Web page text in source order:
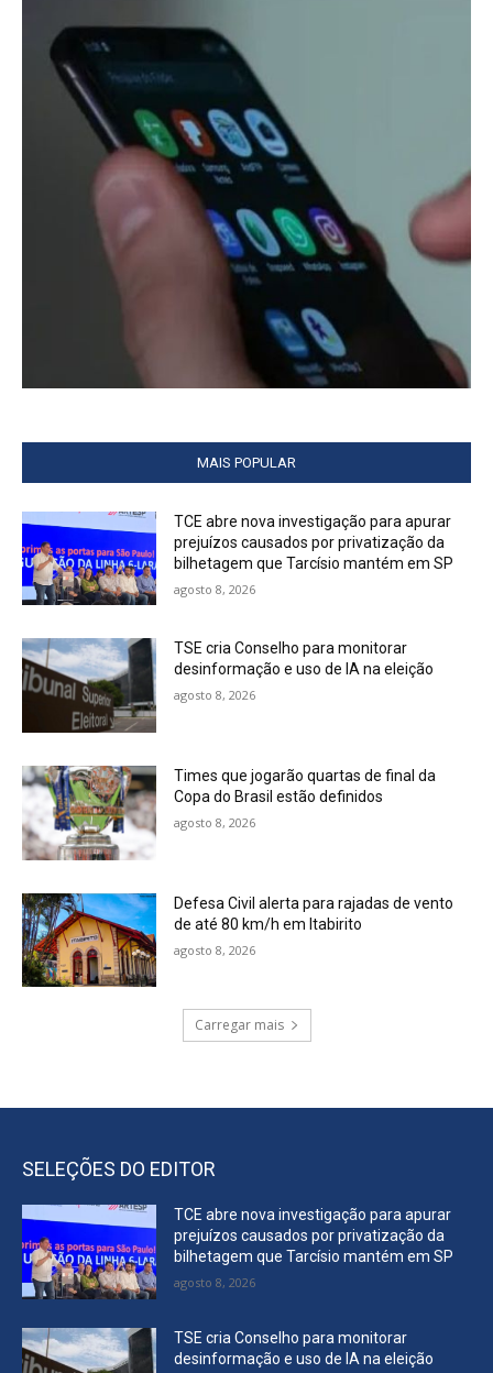
MAIS POPULAR
TCE abre nova investigação para apurar
prejuízos causados por privatização da
bilhetagem que Tarcísio mantém em SP
agosto 8, 2026
TSE cria Conselho para monitorar
desinformação e uso de IA na eleição
agosto 8, 2026
Times que jogarão quartas de final da
Copa do Brasil estão definidos
agosto 8, 2026
Defesa Civil alerta para rajadas de vento
de até 80 km/h em Itabirito
agosto 8, 2026
Carregar mais
SELEÇÕES DO EDITOR
TCE abre nova investigação para apurar
prejuízos causados por privatização da
bilhetagem que Tarcísio mantém em SP
agosto 8, 2026
TSE cria Conselho para monitorar
desinformação e uso de IA na eleição